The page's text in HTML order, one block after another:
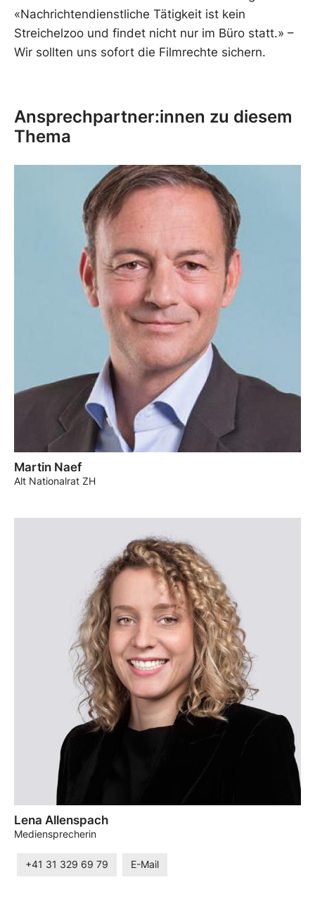
«Nachrichtendienstliche Tätigkeit ist kein
Streichelzoo und findet nicht nur im Büro statt.» –
Wir sollten uns sofort die Filmrechte sichern.
Ansprechpartner:innen zu diesem
Thema
Martin Naef
Alt Nationalrat ZH
Lena Allenspach
Mediensprecherin
+41 31 329 69 79 E-Mail